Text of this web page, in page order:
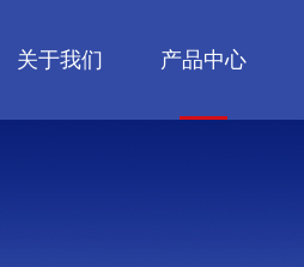
关于我们 产品中心